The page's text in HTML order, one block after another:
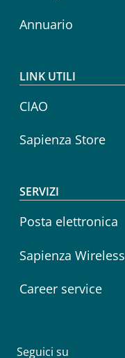
Annuario
LINK UTILI
CIAO
Sapienza Store
SERVIZI
Posta elettronica
Sapienza Wireless
Career service
Seguici su